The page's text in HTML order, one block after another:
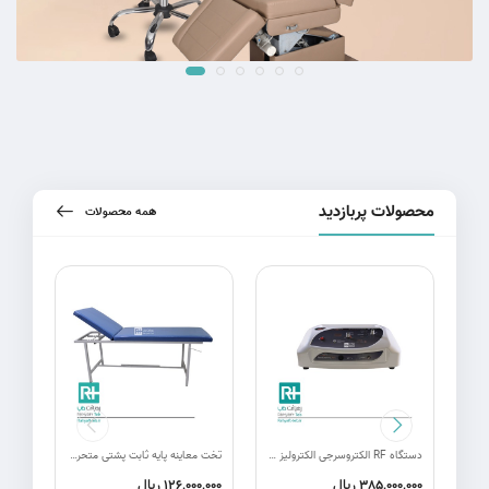
محصولات پربازدید همه محصولات
دستگاه RF الکتروسرجی الکترولیز پویان تجهیز تخت معاینه پایه ثابت پشتی متحرک B3